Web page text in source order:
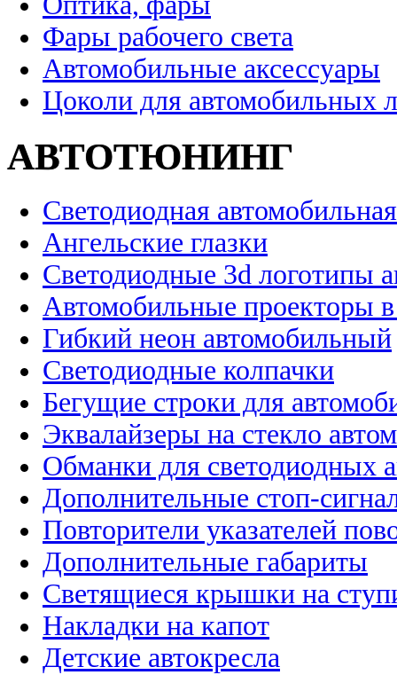
Фары рабочего света
Автомобильные аксессуары
Цоколи для автомобильных
АВТОТЮНИНГ
Светодиодная
Ангельские глазки
Светодиодные 3d логотипы
Автомобильные проекторы
Гибкий неон автомобильный
Светодиодные колпачки
Бегущие строки для
Эквалайзеры на стекло
Обманки для светодиодных
Дополнительные стоп-
Повторители указателей
Дополнительные габариты
Светящиеся крышки на
Накладки на капот
Детские автокресла